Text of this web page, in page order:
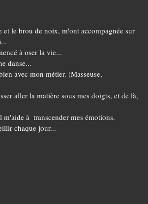
le brou de noix, m'ont accompagnée sur
à oser la vie...
danse...
avec mon métier. (Masseuse,
aller la matière sous mes doigts, et de là,
à  transcender mes émotions.
chaque jour...